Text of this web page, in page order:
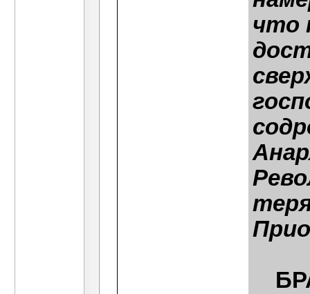
что